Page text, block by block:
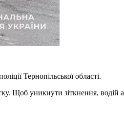
Тернопільської області.
Щоб уникнути зіткнення, водій